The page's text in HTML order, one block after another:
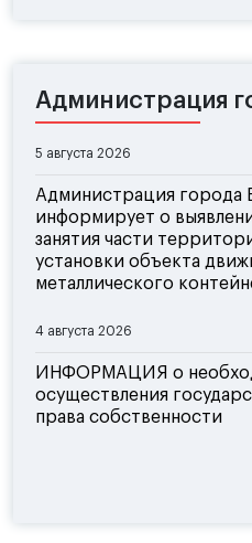
Администрация
5 августа 2026
Администрация города
информирует о
занятия части
установки объекта
металлического
4 августа 2026
ИНФОРМАЦИЯ о
осуществления
права собственности